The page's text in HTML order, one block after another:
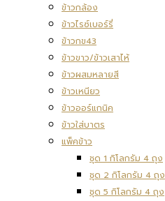
ข้าวกล้อง
ข้าวไรซ์เบอร์รี่
ข้าวกข43
ข้าวขาว/ข้าวเสาไห้
ข้าวผสมหลายสี
ข้าวเหนียว
ข้าวออร์แกนิค
ข้าวใส่บาตร
แพ็คข้าว
ชุด 1 กิโลกรัม 4 ถุง
ชุด 2 กิโลกรัม 4 ถุง
ชุด 5 กิโลกรัม 4 ถุง